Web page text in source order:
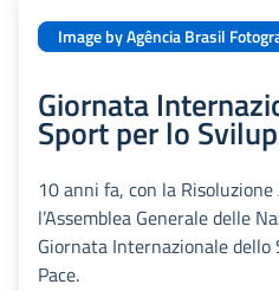
Image by Agência Brasil
Giornata
Sport per lo
10 anni fa, con la
l’Assemblea Generale delle
Giornata Internazionale dello
Pace.